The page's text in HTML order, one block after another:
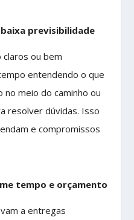
previsibilidade
ou bem
entendendo o que
meio do caminho ou
resolver dúvidas. Isso
e compromissos
tempo e orçamento
a entregas